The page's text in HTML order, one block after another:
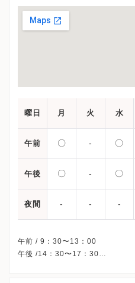
曜日 月 火 水
午前 〇 - 〇
午後 〇 - 〇
夜間 - - -
午前 / 9：30〜13：00
午後 /14：30〜17：30